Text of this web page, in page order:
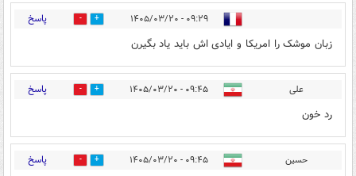
۰۹:۲۹ - ۱۴۰۵/۰۳/۲۰ 0 پاسخ
زبان موشک را امریکا و ایادی اش باید یاد بگیرن
علی ۰۹:۴۵ - ۱۴۰۵/۰۳/۲۰ 0 پاسخ
رد خون
حسین ۰۹:۴۵ - ۱۴۰۵/۰۳/۲۰ 12 پاسخ